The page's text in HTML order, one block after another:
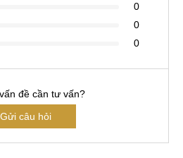
0
0
0
đề cần tư vấn?
Gửi câu hỏi